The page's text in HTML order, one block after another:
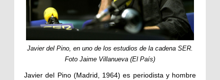
Javier del Pino, en uno de los estudios de la cadena SER.
Foto Jaime Villanueva (El País)
Javier del Pino (Madrid, 1964) es periodista y hombre